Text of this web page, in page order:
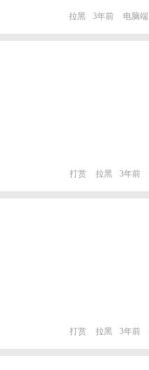
拉黑 3年前 电脑端
打赏 拉黑 3年前
打赏 拉黑 3年前